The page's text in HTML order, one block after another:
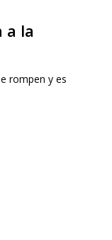
a la
rompen y es